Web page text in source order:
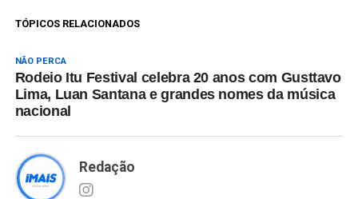
TÓPICOS RELACIONADOS
NÃO PERCA
Rodeio Itu Festival celebra 20 anos com Gusttavo
Lima, Luan Santana e grandes nomes da música
nacional
Redação